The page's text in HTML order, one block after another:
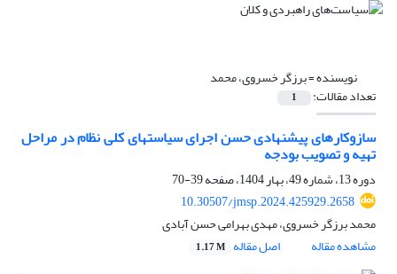
نویسنده =برزگر خسروی، محمد
تعداد مقالات: 1
سازوکارهای پیشنهادی حسن اجرای سیاستهای کلی نظام در مراحل
تهیه و تصویب بودجه
دوره 13، شماره 49، بهار 1404، صفحه
39-70
10.30507/jmsp.2024.425929.2658
محمد برزگر خسروی، مهدی بهرامی حسن آبادی
مشاهده مقاله
اصل مقاله 1.17 M